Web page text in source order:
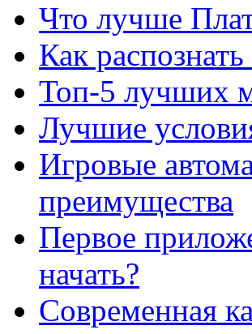
Что лучше
Как
Топ-5 лучших
Лучшие
Игровые
преимущества
Первое
начать?
Современная